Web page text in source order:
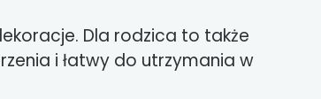
Dla rodzica to także
i łatwy do utrzymania w